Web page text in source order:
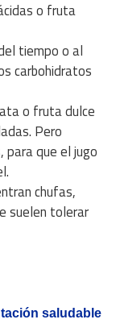
o fruta
tiempo o al
carbohidratos
o fruta dulce
Pero
que el jugo
chufas,
suelen tolerar
saludable